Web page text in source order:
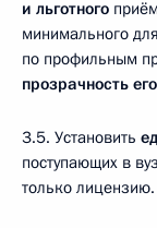
и льготного
минимального
по профильным
прозрачность
3.5. Установить
поступающих в
только лицензию.